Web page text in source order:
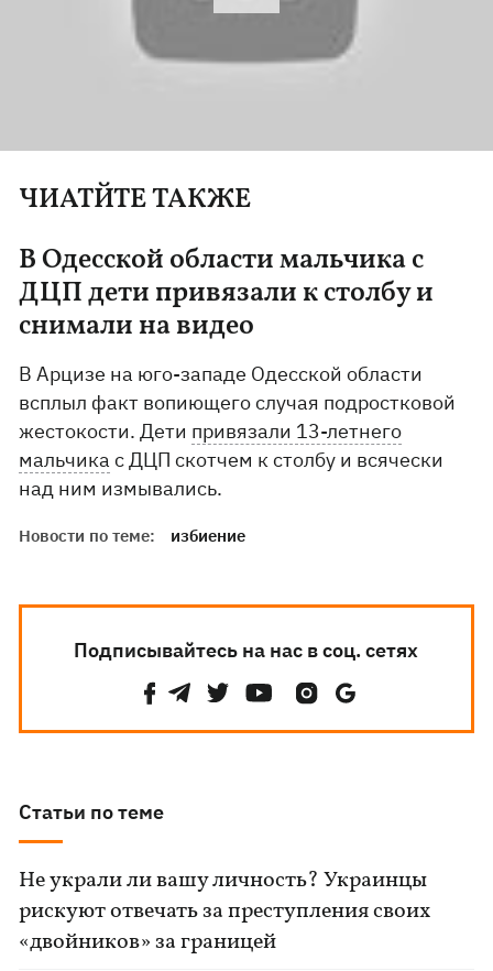
ЧИАТЙТЕ ТАКЖЕ
В Одесской области мальчика с
ДЦП дети привязали к столбу и
снимали на видео
В Арцизе на юго-западе Одесской области
всплыл факт вопиющего случая подростковой
жестокости. Дети привязали 13-летнего
мальчика с ДЦП скотчем к столбу и всячески
над ним измывались.
Новости по теме: избиение
Подписывайтесь на нас в соц. сетях
Статьи по теме
Не украли ли вашу личность? Украинцы
рискуют отвечать за преступления своих
«двойников» за границей